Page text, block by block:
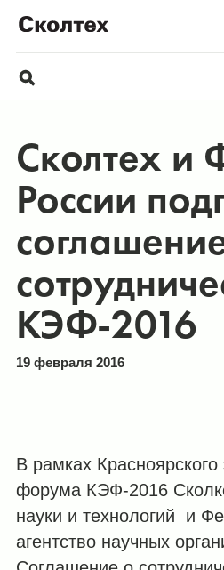
Сколтех
России
КЭФ-2016
19 февраля 2016
В рамках Красноярского
форума КЭФ-2016
науки и технологий и
агентство научных